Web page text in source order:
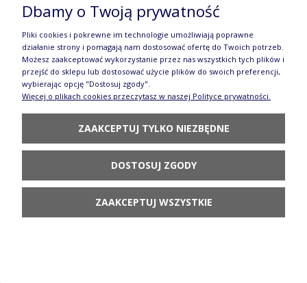
Miska Ø 10 cm Ceramika Artystyczna Bolesławiec
M558 dek2414X
30,31 zł
POWIADOM O
DOSTĘPNOŚCI
Talerz Ceramika Artystyczna Bolesławiec
Dbamy o Twoją prywatność
Pliki cookies i pokrewne im technologie umożliwiają poprawne
działanie strony i pomagają nam dostosować ofertę do Twoich potrzeb.
Możesz zaakceptować wykorzystanie przez nas wszystkich tych plików i
przejść do sklepu lub dostosować użycie plików do swoich preferencji,
wybierając opcję "Dostosuj zgody".
Więcej o plikach cookies przeczytasz w naszej Polityce prywatności.
ZAAKCEPTUJ TYLKO NIEZBĘDNE
DOSTOSUJ ZGODY
ZAAKCEPTUJ WSZYSTKIE